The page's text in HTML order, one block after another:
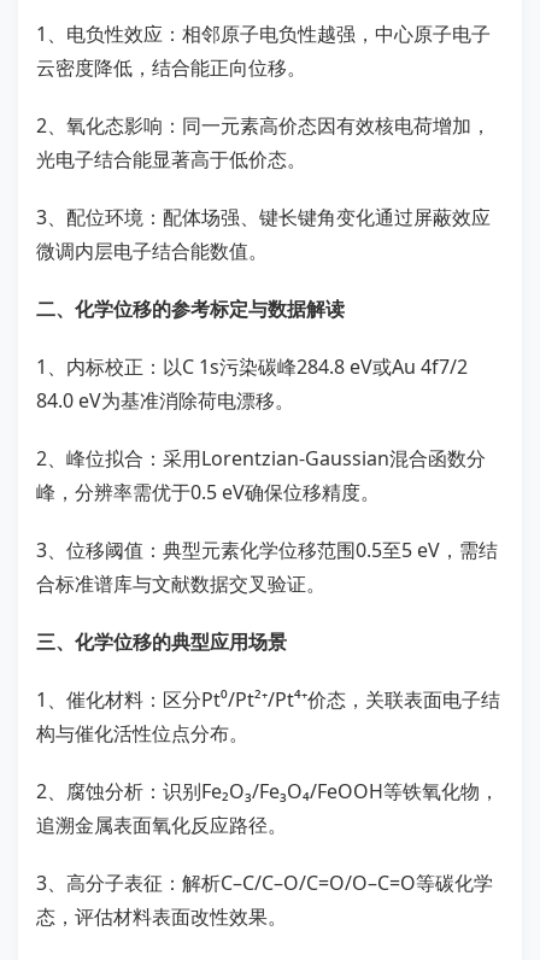
1、电负性效应：相邻原子电负性越强，中心原子电子
云密度降低，结合能正向位移。
2、氧化态影响：同一元素高价态因有效核电荷增加，
光电子结合能显著高于低价态。
3、配位环境：配体场强、键长键角变化通过屏蔽效应
微调内层电子结合能数值。
二、化学位移的参考标定与数据解读
1、内标校正：以C 1s污染碳峰284.8 eV或Au 4f7/2
84.0 eV为基准消除荷电漂移。
2、峰位拟合：采用Lorentzian-Gaussian混合函数分
峰，分辨率需优于0.5 eV确保位移精度。
3、位移阈值：典型元素化学位移范围0.5至5 eV，需结
合标准谱库与文献数据交叉验证。
三、化学位移的典型应用场景
1、催化材料：区分Pt⁰/Pt²⁺/Pt⁴⁺价态，关联表面电子结
构与催化活性位点分布。
2、腐蚀分析：识别Fe₂O₃/Fe₃O₄/FeOOH等铁氧化物，
追溯金属表面氧化反应路径。
3、高分子表征：解析C–C/C–O/C=O/O–C=O等碳化学
态，评估材料表面改性效果。